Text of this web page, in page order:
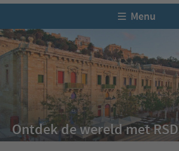
Menu
Ontdek de wereld met RSD